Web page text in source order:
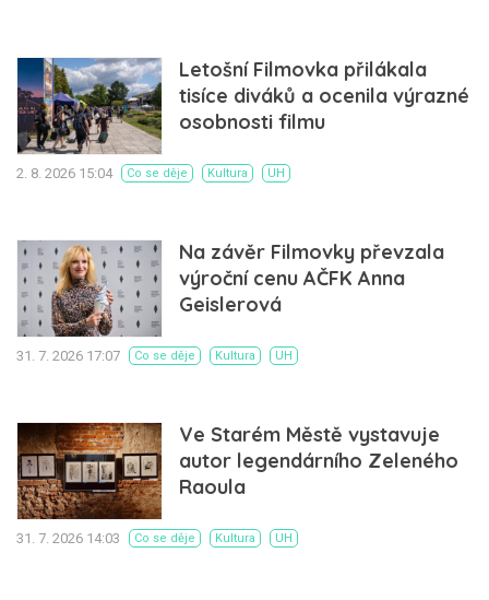
Letošní Filmovka přilákala
tisíce diváků a ocenila výrazné
osobnosti filmu
2. 8. 2026 15:04 Co se děje Kultura UH
Na závěr Filmovky převzala
výroční cenu AČFK Anna
Geislerová
31. 7. 2026 17:07 Co se děje Kultura UH
Ve Starém Městě vystavuje
autor legendárního Zeleného
Raoula
31. 7. 2026 14:03 Co se děje Kultura UH